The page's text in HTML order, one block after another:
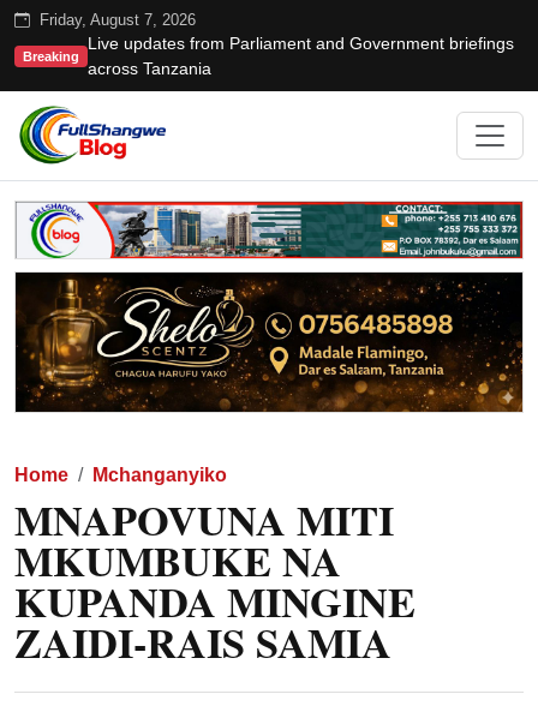
Friday, August 7, 2026
Breaking
Live updates from Parliament and Government briefings
across Tanzania
Home Mchanganyiko
MNAPOVUNA MITI
MKUMBUKE NA
KUPANDA MINGINE
ZAIDI-RAIS SAMIA